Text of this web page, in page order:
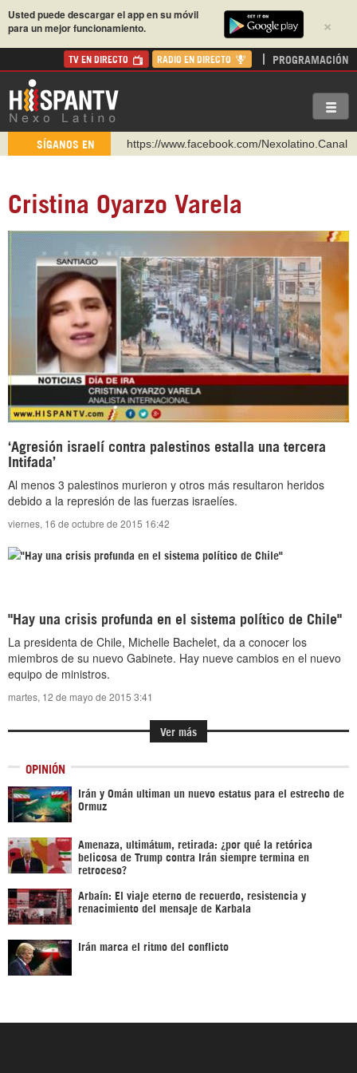
×
Usted puede descargar el app en su móvil
para un mejor funcionamiento.
TV EN DIRECTO RADIO EN DIRECTO PROGRAMACIÓN
SÍGANOS EN
https://www.facebook.com/Nexolatino.Canal
https://t.me/hispantvcanal
https://urmedium.com/c/hispantv
WhatsApp y Viber: +98 921 79 29 404
Instagram como: hispan_tv
Cristina Oyarzo Varela
‘Agresión israelí contra palestinos estalla una tercera
Intifada’
Al menos 3 palestinos murieron y otros más resultaron heridos
debido a la represión de las fuerzas israelíes.
viernes, 16 de octubre de 2015 16:42
"Hay una crisis profunda en el sistema político de Chile"
La presidenta de Chile, Michelle Bachelet, da a conocer los
miembros de su nuevo Gabinete. Hay nueve cambios en el nuevo
equipo de ministros.
martes, 12 de mayo de 2015 3:41
Ver más
OPINIÓN
Irán y Omán ultiman un nuevo estatus para el estrecho de
Ormuz
Amenaza, ultimátum, retirada: ¿por qué la retórica
belicosa de Trump contra Irán siempre termina en
retroceso?
Arbaín: El viaje eterno de recuerdo, resistencia y
renacimiento del mensaje de Karbala
Irán marca el ritmo del conflicto